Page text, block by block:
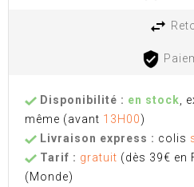
Disponibilité : en stock,
même (avant 13H00)
Livraison express : colis
Tarif : gratuit (dès 39€ en
(Monde)